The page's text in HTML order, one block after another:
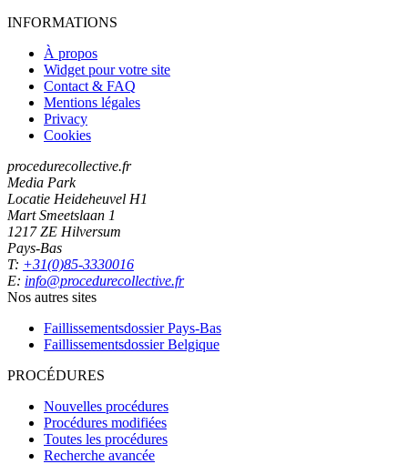
INFORMATIONS
À propos
Widget pour votre site
Contact & FAQ
Mentions légales
Privacy
Cookies
procedurecollective.fr
Media Park
Locatie Heideheuvel H1
Mart Smeetslaan 1
1217 ZE Hilversum
Pays-Bas
T: +31(0)85-3330016
E: info@procedurecollective.fr
Nos autres sites
Faillissementsdossier Pays-Bas
Faillissementsdossier Belgique
PROCÉDURES
Nouvelles procédures
Procédures modifiées
Toutes les procédures
Recherche avancée